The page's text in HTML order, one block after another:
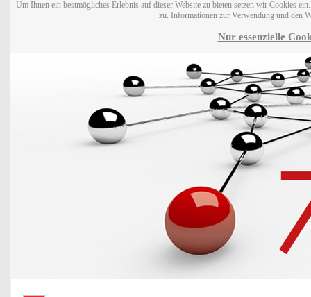
Um Ihnen ein bestmögliches Erlebnis auf dieser Website zu bieten setzen wir Cookies
zu. Informationen zur Verwendung und den
Nur essenzielle